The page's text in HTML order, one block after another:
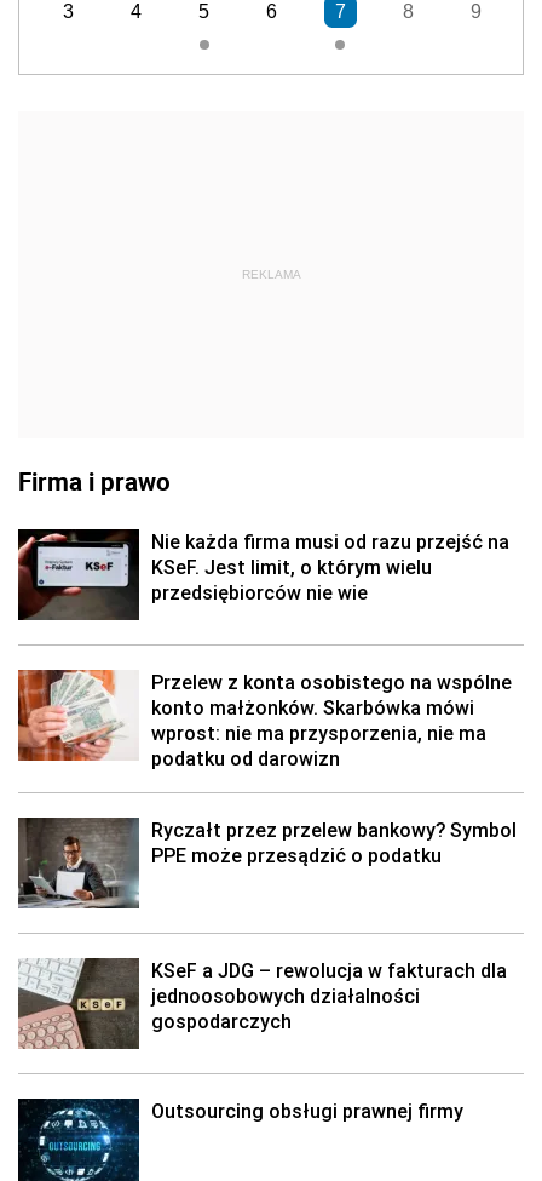
3 4 5 6 7 8 9
REKLAMA
Firma i prawo
Nie każda firma musi od razu przejść na
KSeF. Jest limit, o którym wielu
przedsiębiorców nie wie
Przelew z konta osobistego na wspólne
konto małżonków. Skarbówka mówi
wprost: nie ma przysporzenia, nie ma
podatku od darowizn
Ryczałt przez przelew bankowy? Symbol
PPE może przesądzić o podatku
KSeF a JDG – rewolucja w fakturach dla
jednoosobowych działalności
gospodarczych
Outsourcing obsługi prawnej firmy